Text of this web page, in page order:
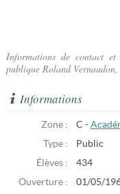
Informations de contact et
publique Roland
Informations
Zone : C -
Type :
Public
Élèves :
434
Ouverture :
01/05/